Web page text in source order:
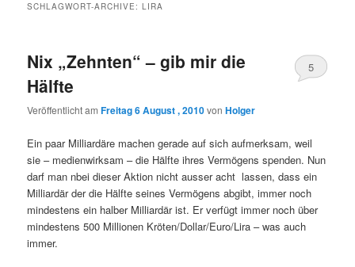
SCHLAGWORT-ARCHIVE:LIRA
Nix „Zehnten“ – gib mir die
Hälfte
Veröffentlicht amFreitag 6 August , 2010vonHolger
5
Ein paar Milliardäre machen gerade auf sich aufmerksam, weil
sie – medienwirksam – die Hälfte ihres Vermögens spenden. Nun
darf man nbei dieser Aktion nicht ausser acht lassen, dass ein
Milliardär der die Hälfte seines Vermögens abgibt, immer noch
mindestens ein halber Milliardär ist. Er verfügt immer noch über
mindestens 500 Millionen Kröten/Dollar/Euro/Lira – was auch
immer.